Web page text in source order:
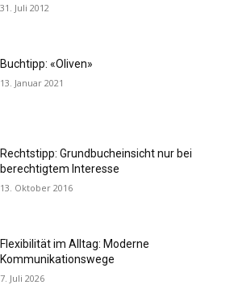
31. Juli 2012
Buchtipp: «Oliven»
13. Januar 2021
Rechtstipp: Grundbucheinsicht nur bei
berechtigtem Interesse
13. Oktober 2016
Flexibilität im Alltag: Moderne
Kommunikationswege
7. Juli 2026